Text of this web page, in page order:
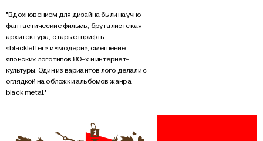
"Вдохновением для дизайна были научно-
фантастические фильмы, бруталистская
архитектура, старые шрифты
«blackletter» и «модерн», смешение
японских логотипов 80-х и интернет-
культуры. Один из вариантов лого делали с
оглядкой на обложки альбомов жанра
black metal."